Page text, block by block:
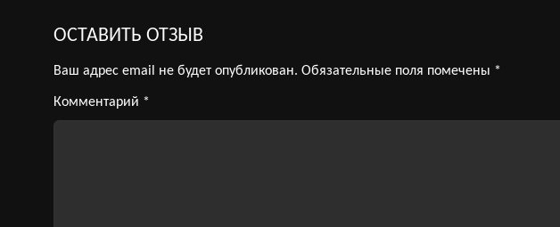
ОСТАВИТЬ ОТЗЫВ
Ваш адрес email не будет опубликован. Обязательные поля помечены *
Комментарий *